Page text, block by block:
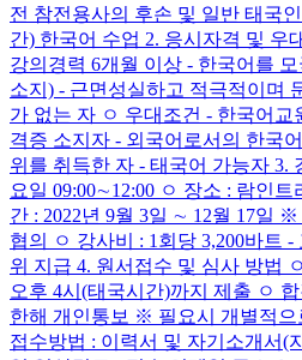
전 참전용사의 후손 및 일반 태국
간) 한국어 수업 2. 응시자격 및 우
강의경력 6개월 이상 - 한국어를
소지) - 근면성실하고 적극적이며
가 없는 자 ㅇ 우대조건 - 한국어
격증 소지자 - 외국어로서의 한국
위를 취득한 자 - 태국어 가능자 3.
요일 09:00∼12:00 ㅇ 장소 : 람인트
간 : 2022년 9월 3일 ∼ 12월 17일
협의 ㅇ 강사비 : 1회당 3,200바트
위 지급 4. 원서접수 및 심사 방법
오후 4시(태국시간)까지 제출 ㅇ
한해 개인통보 ※ 필요시 개별적으
접수방법 : 이력서 및 자기소개서(